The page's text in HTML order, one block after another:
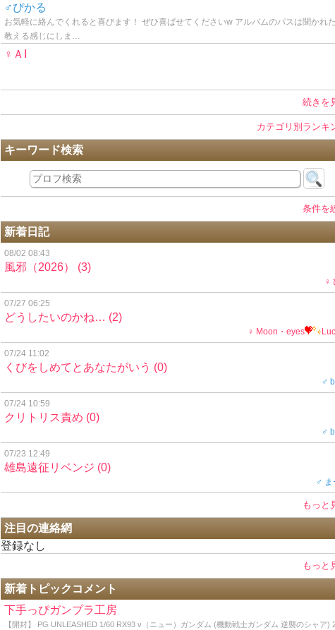
♂ぴかる
お気軽に絡んでくれると喜びます！ ぜひ喜ばせてくださいw アルバムのパスは聞かれ
教える感じにしま…
♀ＡI
続きを
カテゴリ別ランキ
キーワード検索
条件を
新着日記
08/02 08:43
風邪（2026） (3)
♀
07/27 06:25
どうしたいのかね… (2)
♀ Moon・eyes
07/24 11:02
くびをしめてとあなたがいう (0)
♂
07/24 10:59
クリトリス責め (0)
♂
07/23 12:49
雄島遠征リベンジ (0)
♂ ま
もっと
注目の連絡網
登録なし
もっと
新着トピックコメント
下手っぴガンプラ工房
【開封】 PG UNLEASHED 1/60 RX93 ν（ニュー）ガンダム (機動戦士ガンダム 逆襲のシャア)